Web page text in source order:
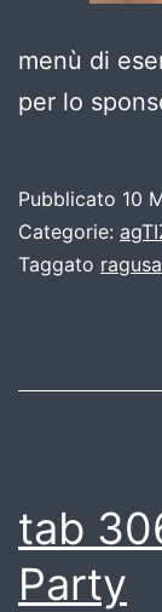
menù di
per lo
Pubblicato 10
Categorie:
Taggato ragusa
tab
Party